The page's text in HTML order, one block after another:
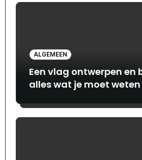
ALGEMEEN
Een vlag ontwerpen en
alles wat je moet